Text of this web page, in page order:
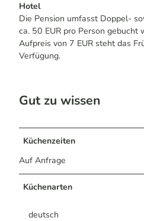
Hotel
Die Pension umfasst Doppel-
ca. 50 EUR pro Person gebucht
Aufpreis von 7 EUR steht das
Verfügung.
Gut zu wissen
Küchenzeiten
Auf Anfrage
Küchenarten
deutsch